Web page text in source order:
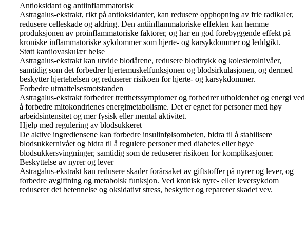
Antioksidant og antiinflammatorisk
Astragalus-ekstrakt, rikt på antioksidanter, kan redusere opphopning av frie radikaler,
redusere celleskade og aldring. Den antiinflammatoriske effekten kan hemme
produksjonen av proinflammatoriske faktorer, og har en god forebyggende effekt på
kroniske inflammatoriske sykdommer som hjerte- og karsykdommer og leddgikt.
Støtt kardiovaskulær helse
Astragalus-ekstrakt kan utvide blodårene, redusere blodtrykk og kolesterolnivåer,
samtidig som det forbedrer hjertemuskelfunksjonen og blodsirkulasjonen, og dermed
beskytter hjertehelsen og reduserer risikoen for hjerte- og karsykdommer.
Forbedre utmattelsesmotstanden
Astragalus-ekstrakt forbedrer tretthetssymptomer og forbedrer utholdenhet og energi ved
å forbedre mitokondrienes energimetabolisme. Det er egnet for personer med høy
arbeidsintensitet og mer fysisk eller mental aktivitet.
Hjelp med regulering av blodsukkeret
De aktive ingrediensene kan forbedre insulinfølsomheten, bidra til å stabilisere
blodsukkernivået og bidra til å regulere personer med diabetes eller høye
blodsukkersvingninger, samtidig som de reduserer risikoen for komplikasjoner.
Beskyttelse av nyrer og lever
Astragalus-ekstrakt kan redusere skader forårsaket av giftstoffer på nyrer og lever, og
forbedre avgiftning og metabolsk funksjon. Ved kronisk nyre- eller leversykdom
reduserer det betennelse og oksidativt stress, beskytter og reparerer skadet vev.